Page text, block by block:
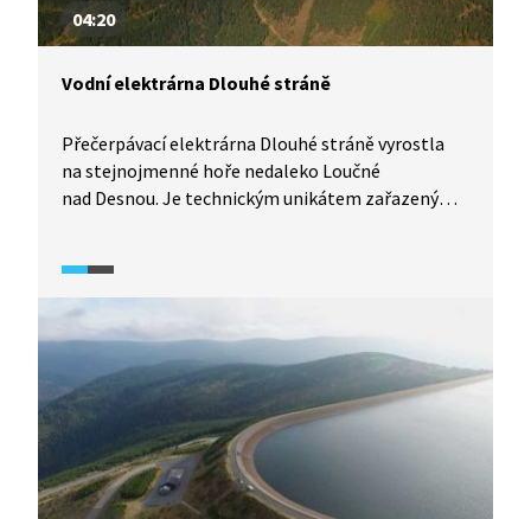
04:20
Vodní elektrárna Dlouhé stráně
Přečerpávací elektrárna Dlouhé stráně vyrostla
na stejnojmenné hoře nedaleko Loučné
nad Desnou. Je technickým unikátem zařazeným
a do provozu byla uvedena až o 18 let později.
Srdcem elektrárny jsou dvě Francisovy reverzní
turbíny, největší v Evropě. Pojďte s námi zjistit, jak
funguje.